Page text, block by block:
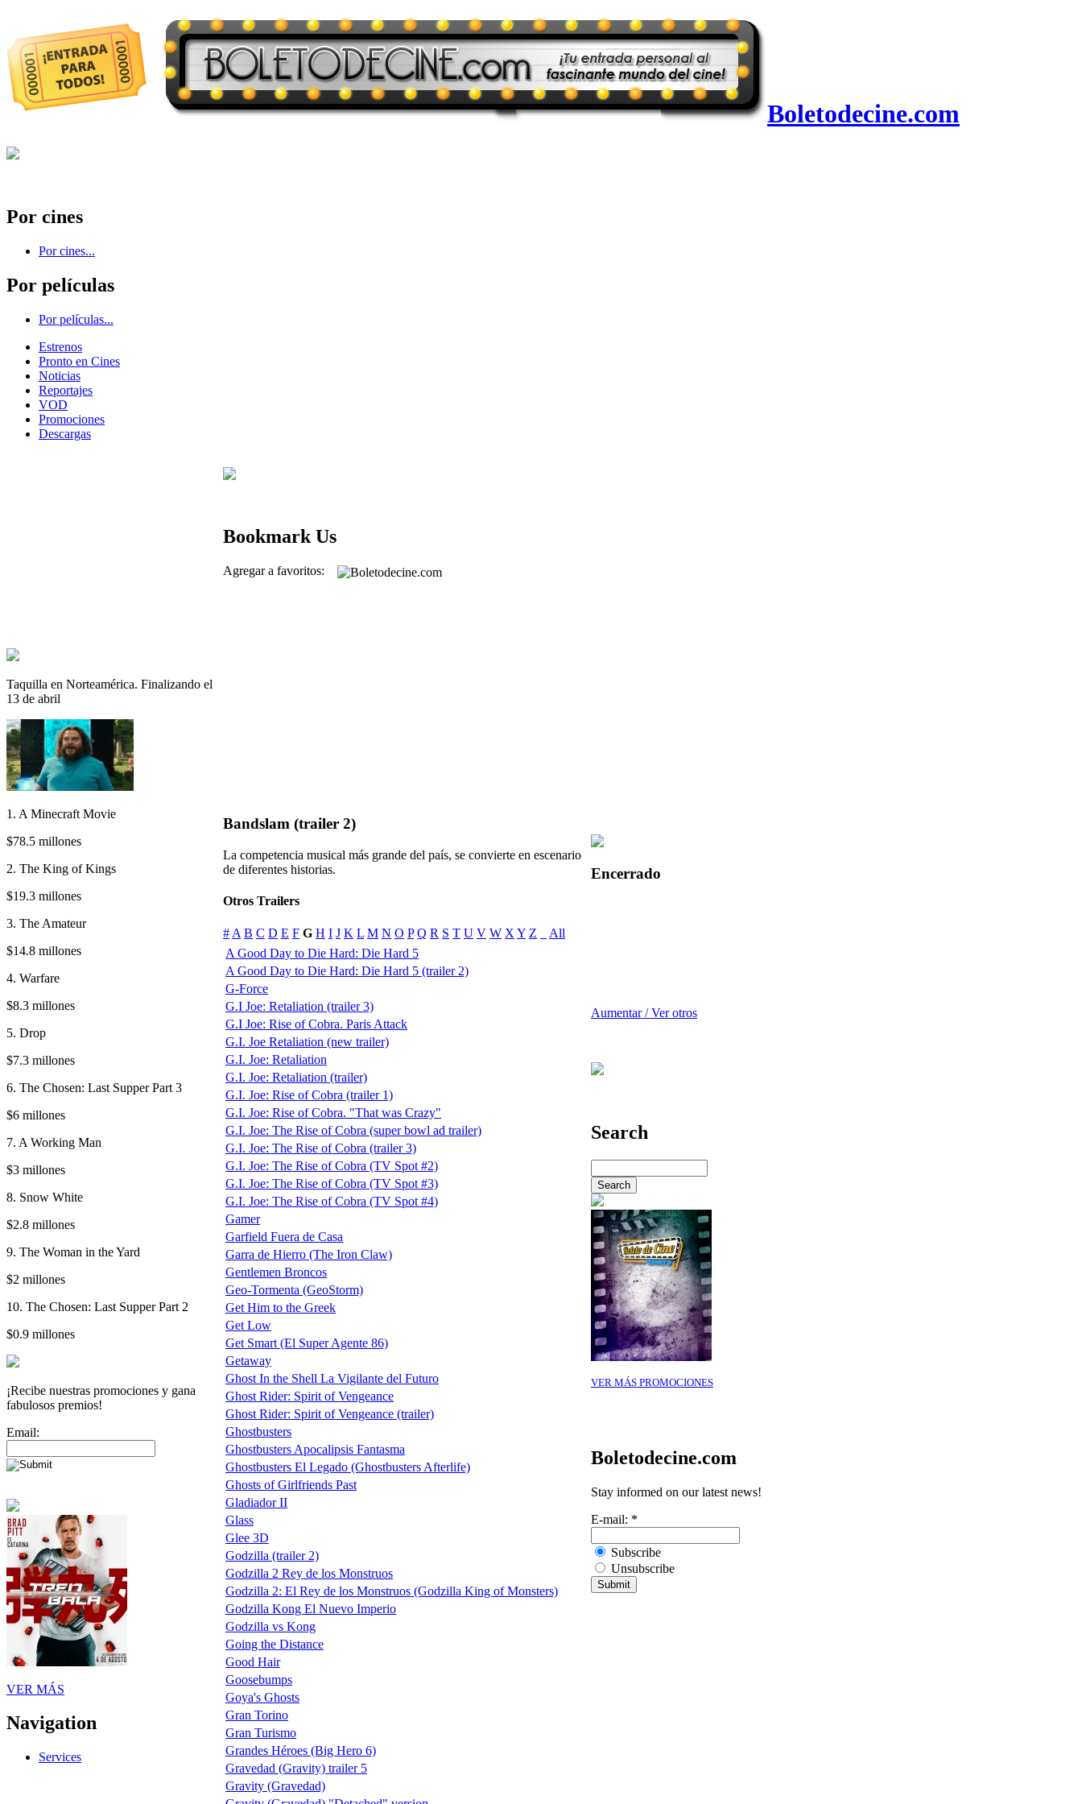
Boletodecine.com
Por cines
Por cines...
Por películas
Por películas...
Estrenos
Pronto en Cines
Noticias
Reportajes
VOD
Promociones
Descargas
Taquilla en Norteamérica. Finalizando el
13 de abril
1. A Minecraft Movie
$78.5 millones
2. The King of Kings
$19.3 millones
3. The Amateur
$14.8 millones
4. Warfare
$8.3 millones
5. Drop
$7.3 millones
6. The Chosen: Last Supper Part 3
$6 millones
7. A Working Man
$3 millones
8. Snow White
$2.8 millones
9. The Woman in the Yard
$2 millones
10. The Chosen: Last Supper Part 2
$0.9 millones
¡Recibe nuestras promociones y gana
fabulosos premios!
Email:
VER MÁS
Navigation
Services
Bookmark Us
Agregar a favoritos:
Bandslam (trailer 2)
La competencia musical más grande del país, se convierte en escenario
de diferentes historias.
Otros Trailers
# A B C D E F G H I J K L M N O P Q R S T U V W X Y Z
All
A Good Day to Die Hard: Die Hard 5
A Good Day to Die Hard: Die Hard 5 (trailer 2)
G-Force
G.I Joe: Retaliation (trailer 3)
G.I Joe: Rise of Cobra. Paris Attack
G.I. Joe Retaliation (new trailer)
G.I. Joe: Retaliation
G.I. Joe: Retaliation (trailer)
G.I. Joe: Rise of Cobra (trailer 1)
G.I. Joe: Rise of Cobra. "That was Crazy"
G.I. Joe: The Rise of Cobra (super bowl ad trailer)
G.I. Joe: The Rise of Cobra (trailer 3)
G.I. Joe: The Rise of Cobra (TV Spot #2)
G.I. Joe: The Rise of Cobra (TV Spot #3)
G.I. Joe: The Rise of Cobra (TV Spot #4)
Gamer
Garfield Fuera de Casa
Garra de Hierro (The Iron Claw)
Gentlemen Broncos
Geo-Tormenta (GeoStorm)
Get Him to the Greek
Get Low
Get Smart (El Super Agente 86)
Getaway
Ghost In the Shell La Vigilante del Futuro
Ghost Rider: Spirit of Vengeance
Ghost Rider: Spirit of Vengeance (trailer)
Ghostbusters
Ghostbusters Apocalipsis Fantasma
Ghostbusters El Legado (Ghostbusters Afterlife)
Ghosts of Girlfriends Past
Gladiador II
Glass
Glee 3D
Godzilla (trailer 2)
Godzilla 2 Rey de los Monstruos
Godzilla 2: El Rey de los Monstruos (Godzilla King of Monsters)
Godzilla Kong El Nuevo Imperio
Godzilla vs Kong
Going the Distance
Good Hair
Goosebumps
Goya's Ghosts
Gran Torino
Gran Turismo
Grandes Héroes (Big Hero 6)
Gravedad (Gravity) trailer 5
Gravity (Gravedad)
Encerrado
Aumentar / Ver otros
Search
VER MÁS PROMOCIONES
Boletodecine.com
Stay informed on our latest news!
E-mail: *
Subscribe
Unsubscribe